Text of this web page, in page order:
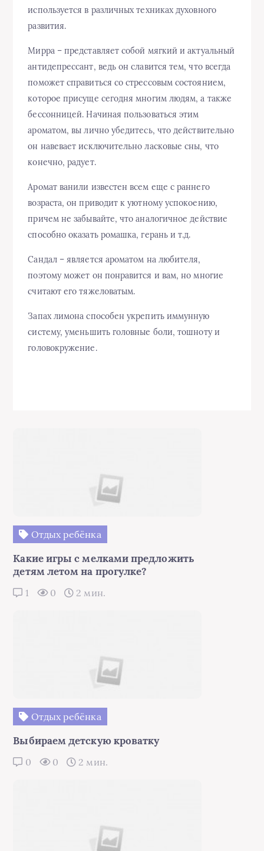
используется в различных техниках духовного
развития.
Мирра – представляет собой мягкий и актуальный
антидепрессант, ведь он славится тем, что всегда
поможет справиться со стрессовым состоянием,
которое присуще сегодня многим людям, а также
бессонницей. Начиная пользоваться этим
ароматом, вы лично убедитесь, что действительно
он навевает исключительно ласковые сны, что
конечно, радует.
Аромат ванили известен всем еще с раннего
возраста, он приводит к уютному успокоению,
причем не забывайте, что аналогичное действие
способно оказать ромашка, герань и т.д.
Сандал – является ароматом на любителя,
поэтому может он понравится и вам, но многие
считают его тяжеловатым.
Запах лимона способен укрепить иммунную
систему, уменьшить головные боли, тошноту и
головокружение.
Отдых ребёнка
Какие игры с мелками предложить
детям летом на прогулке?
1 0 2 мин.
Отдых ребёнка
Выбираем детскую кроватку
0 0 2 мин.